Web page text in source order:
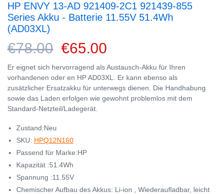
HP ENVY 13-AD 921409-2C1 921439-855
Series Akku - Batterie 11.55V 51.4Wh
(AD03XL)
€78.00 €65.00
Er eignet sich hervorragend als Austausch-Akku für Ihren
vorhandenen oder en HP AD03XL. Er kann ebenso als
zusätzlicher Ersatzakku für unterwegs dienen. Die Handhabung
sowie das Laden erfolgen wie gewohnt problemlos mit dem
Standard-Netzteil/Ladegerät.
Zustand:Neu
SKU: HPQ12N160
Passend für Marke:HP
Kapazität :51.4Wh
Spannung :11.55V
Chemischer Aufbau des Akkus: Li-ion , Wiederaufladbar, leicht